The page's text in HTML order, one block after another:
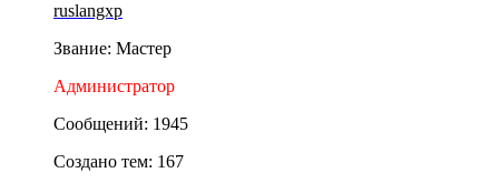
ruslangxp
Звание: Мастер
Администратор
Сообщений: 1945
Создано тем: 167